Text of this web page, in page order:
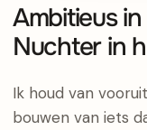
Ambitieus
Nuchter in
Ik houd van
bouwen van iets